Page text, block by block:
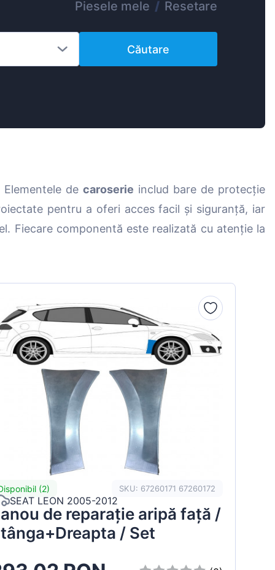
Magyar
Lietuvių
Hrvatski
Piesele mele / Resetare
Căutare
de caroserie includ bare de protecție
pentru a oferi acces facil și siguranță, iar
Fiecare componentă este realizată cu atenție la
(2) SKU: 67260171 67260172
SEAT LEON 2005-2012
de reparație aripă față /
/ Set